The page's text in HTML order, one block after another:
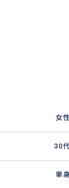
女
30
単身